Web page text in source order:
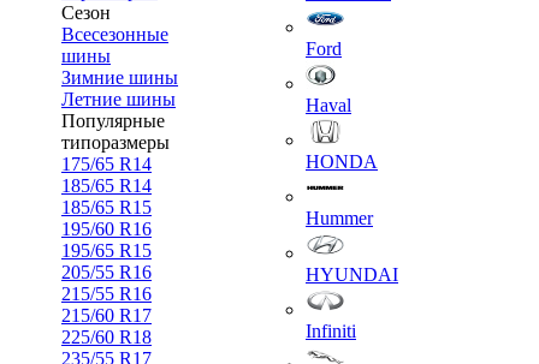
Сезон
Всесезонные
шины
Зимние шины
Летние шины
Популярные
типоразмеры
175/65 R14
185/65 R14
185/65 R15
195/60 R16
195/65 R15
205/55 R16
215/55 R16
215/60 R17
225/60 R18
235/55 R17
Ford
Haval
HONDA
Hummer
HYUNDAI
Infiniti